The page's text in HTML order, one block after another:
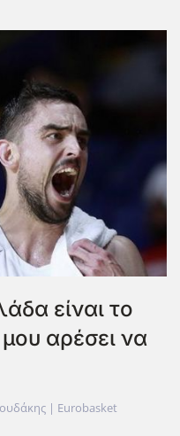
είναι το
αρέσει να
| Eurobasket